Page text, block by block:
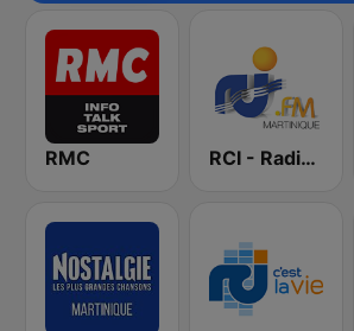
RMC RCI - Radio Caraïbes International Martinique